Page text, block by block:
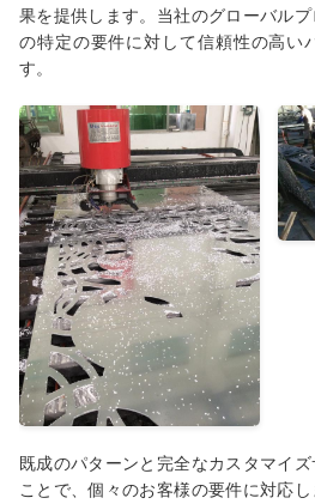
果を提供します。当社のグローバル
の特定の要件に対して信頼性の高い
す。
既成のパターンと完全なカスタマイ
ことで、個々のお客様の要件に対応